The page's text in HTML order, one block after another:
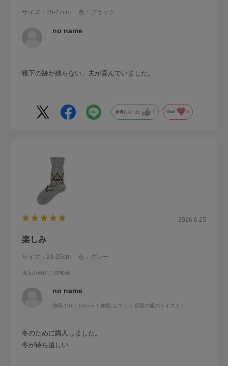
サイズ：25-27cm 色：ブラック
no name
靴下の跡が残らない、夫が喜んでいました。
参考になった 0 Like! 0
2026.6.25
楽しみ
サイズ：23-25cm 色：グレー
購入の用途:ご自宅用
no name
身長:151～155cm 体型:ふつう 普段の服のサイズ:L
冬のために購入しました。
冬が待ち遠しい